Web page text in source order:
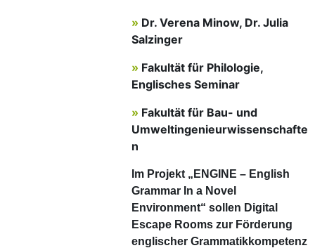
» Dr. Verena Minow, Dr. Julia
Salzinger
» Fakultät für Philologie,
Englisches Seminar
» Fakultät für Bau- und
Umweltingenieurwissenschafte
n
Im Projekt „ENGINE – English
Grammar In a Novel
Environment“ sollen Digital
Escape Rooms zur Förderung
englischer Grammatikkompetenz